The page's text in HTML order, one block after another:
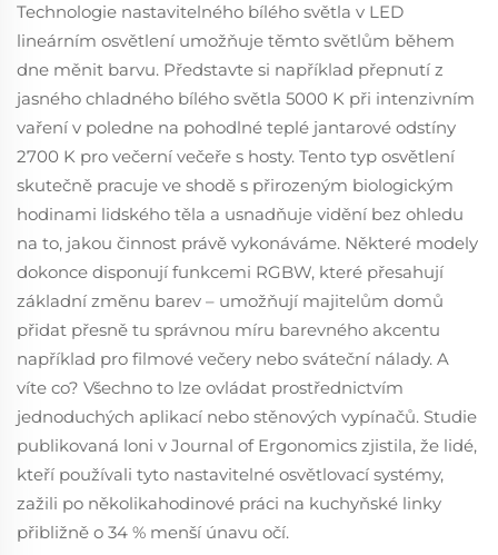
Technologie nastavitelného bílého světla v LED
lineárním osvětlení umožňuje těmto světlům během
dne měnit barvu. Představte si například přepnutí z
jasného chladného bílého světla 5000 K při intenzivním
vaření v poledne na pohodlné teplé jantarové odstíny
2700 K pro večerní večeře s hosty. Tento typ osvětlení
skutečně pracuje ve shodě s přirozeným biologickým
hodinami lidského těla a usnadňuje vidění bez ohledu
na to, jakou činnost právě vykonáváme. Některé modely
dokonce disponují funkcemi RGBW, které přesahují
základní změnu barev – umožňují majitelům domů
přidat přesně tu správnou míru barevného akcentu
například pro filmové večery nebo sváteční nálady. A
víte co? Všechno to lze ovládat prostřednictvím
jednoduchých aplikací nebo stěnových vypínačů. Studie
publikovaná loni v Journal of Ergonomics zjistila, že lidé,
kteří používali tyto nastavitelné osvětlovací systémy,
zažili po několikahodinové práci na kuchyňské linky
přibližně o 34 % menší únavu očí.